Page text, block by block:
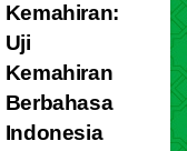
Kemahiran:
Uji
Kemahiran
Berbahasa
Indonesia